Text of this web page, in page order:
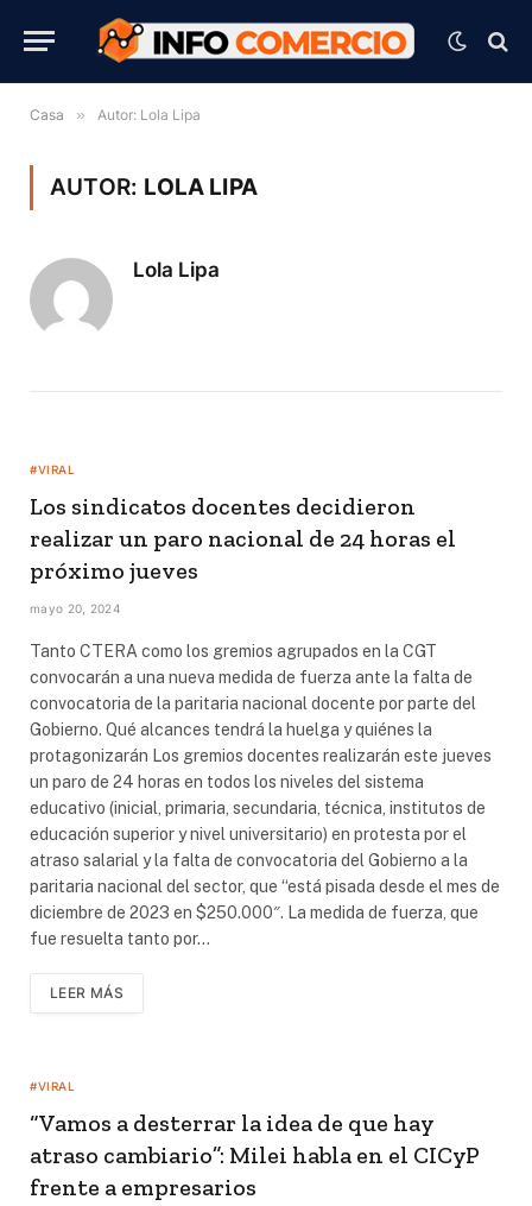
Casa » Autor: Lola Lipa
AUTOR: LOLA LIPA
Lola Lipa
#VIRAL
Los sindicatos docentes decidieron
realizar un paro nacional de 24 horas el
próximo jueves
mayo 20, 2024
Tanto CTERA como los gremios agrupados en la CGT
convocarán a una nueva medida de fuerza ante la falta de
convocatoria de la paritaria nacional docente por parte del
Gobierno. Qué alcances tendrá la huelga y quiénes la
protagonizarán Los gremios docentes realizarán este jueves
un paro de 24 horas en todos los niveles del sistema
educativo (inicial, primaria, secundaria, técnica, institutos de
educación superior y nivel universitario) en protesta por el
atraso salarial y la falta de convocatoria del Gobierno a la
paritaria nacional del sector, que “está pisada desde el mes de
diciembre de 2023 en $250.000″. La medida de fuerza, que
fue resuelta tanto por…
LEER MÁS
#VIRAL
“Vamos a desterrar la idea de que hay
atraso cambiario”: Milei habla en el CICyP
frente a empresarios